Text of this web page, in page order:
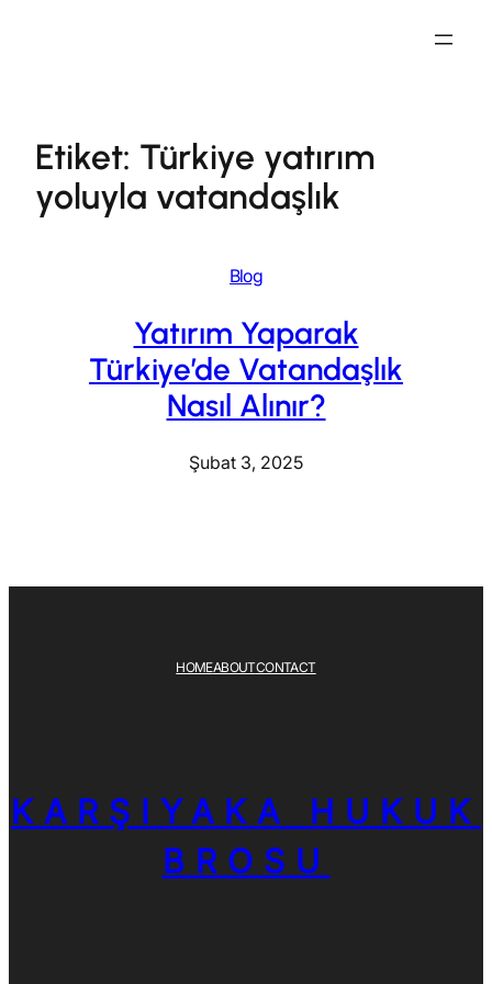
Etiket: Türkiye yatırım
yoluyla vatandaşlık
Blog
Yatırım Yaparak
Türkiye’de Vatandaşlık
Nasıl Alınır?
Şubat 3, 2025
HOMEABOUTCONTACT
KARŞIYAKA HUKUK
BROSU